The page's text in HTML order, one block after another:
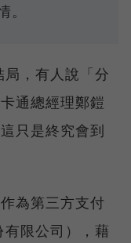
，有人說「分
通總經理鄭鎧
只是終究會到
為第三方支付
限公司），藉